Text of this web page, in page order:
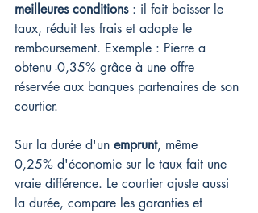
meilleures conditions : il fait baisser le
taux, réduit les frais et adapte le
remboursement. Exemple : Pierre a
obtenu -0,35% grâce à une offre
réservée aux banques partenaires de son
courtier.
Sur la durée d'un emprunt, même
0,25% d'économie sur le taux fait une
vraie différence. Le courtier ajuste aussi
la durée, compare les garanties et